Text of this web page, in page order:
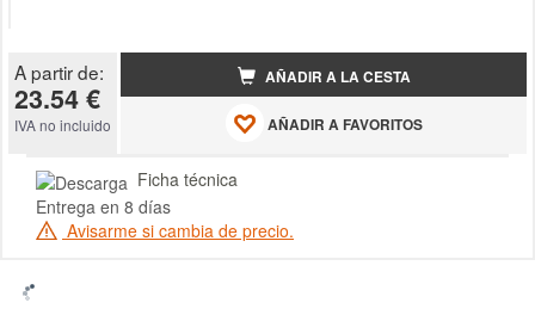
A partir de:
23.54 €
IVA no incluido
AÑADIR A LA CESTA
AÑADIR A FAVORITOS
Ficha técnica
Entrega en 8 días
Avisarme si cambia de precio.